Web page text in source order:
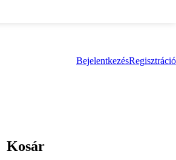
BejelentkezésRegisztráció
Kosár